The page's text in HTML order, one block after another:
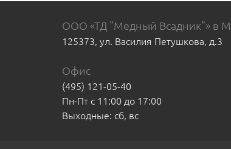
ООО «ТД "Медный Всадник"» в
125373, ул. Василия Петушкова, д.3
Офис
(495) 121-05-40
Пн-Пт с 11:00 до 17:00
Выходные: сб, вс